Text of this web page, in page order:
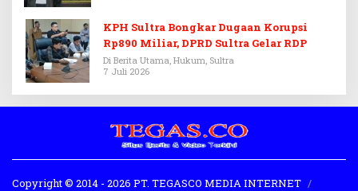
KPH Sultra Bongkar Dugaan Korupsi
Rp890 Miliar, DPRD Sultra Gelar RDP
Di Berita Utama, Hukum, Sultra
7 Juli 2026
Copyright © 2014 - 2026 PT. TEGASCO MEDIA INTERNET